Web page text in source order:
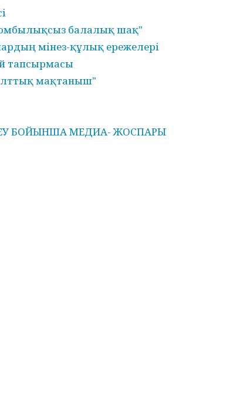
балалық шақ"
мінез-құлық ережелері
тапсырмасы
мақтаныш"
БОЙЫНША МЕДИА- ЖОСПАРЫ